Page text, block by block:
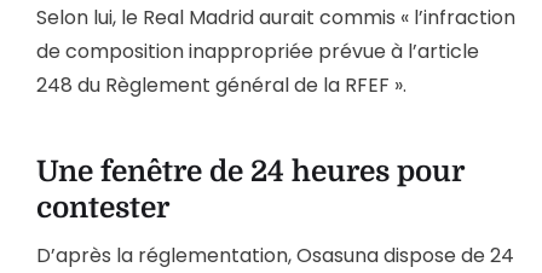
Selon lui, le Real Madrid aurait commis « l’infraction
de composition inappropriée prévue à l’article
248 du Règlement général de la RFEF ».
Une fenêtre de 24 heures pour
contester
D’après la réglementation, Osasuna dispose de 24